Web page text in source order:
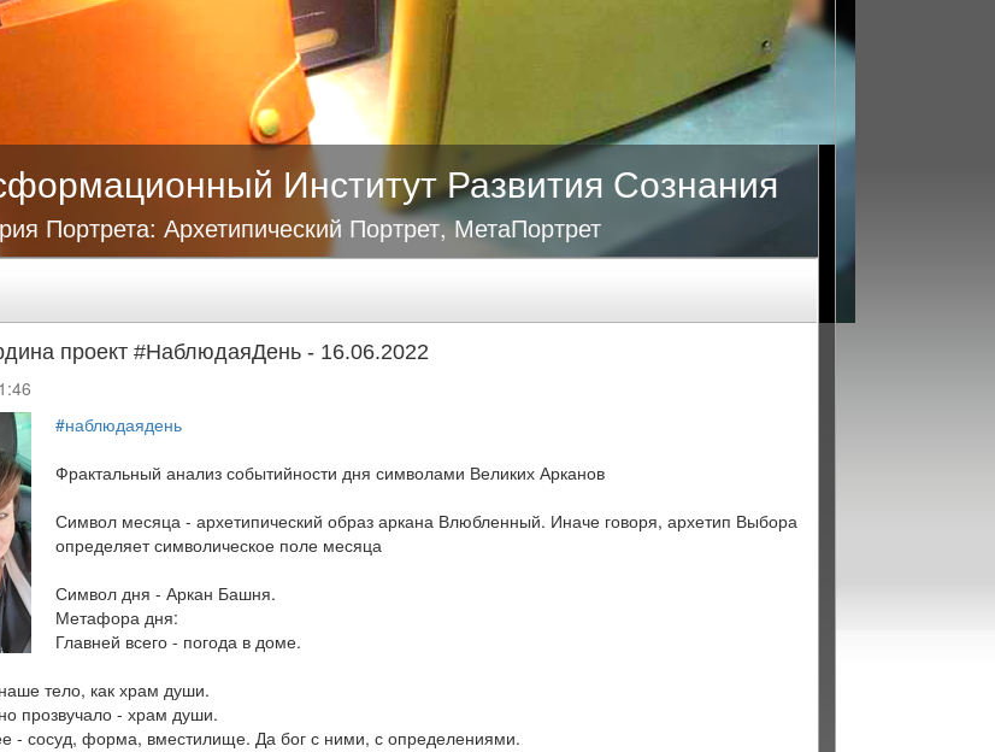
Институт Развития Сознания
Портрета: Архетипический Портрет, МетаПортрет
проект #НаблюдаяДень - 16.06.2022
#наблюдаядень
Фрактальный анализ событийности дня символами Великих Арканов
Символ месяца - архетипический образ аркана Влюбленный. Иначе говоря, архетип Выбора
определяет символическое поле месяца
Символ дня - Аркан Башня.
Метафора дня:
Главней всего - погода в доме.
тело, как храм души.
прозвучало - храм души.
- сосуд, форма, вместилище. Да бог с ними, с определениями.